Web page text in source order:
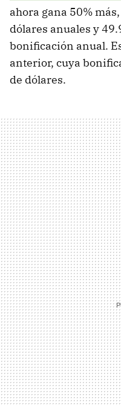
ahora gana 50%
dólares anuales y
bonificación anual.
anterior, cuya
de dólares.